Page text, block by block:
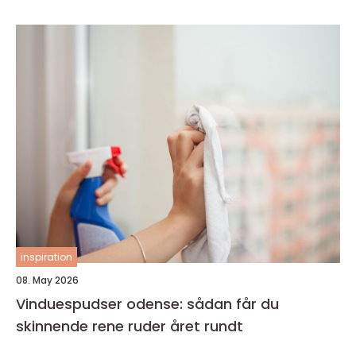
inspiration
08. May 2026
Vinduespudser odense: sådan får du
skinnende rene ruder året rundt